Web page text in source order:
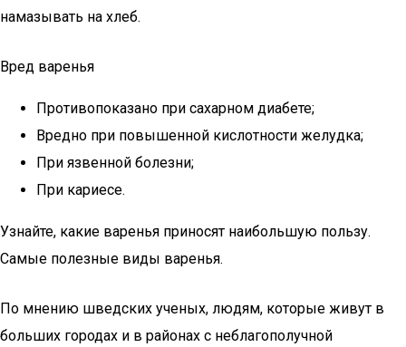
намазывать на хлеб.
Вред варенья
Противопоказано при сахарном диабете;
Вредно при повышенной кислотности желудка;
При язвенной болезни;
При кариесе.
Узнайте, какие варенья приносят наибольшую пользу.
Самые полезные виды варенья.
По мнению шведских ученых, людям, которые живут в
больших городах и в районах с неблагополучной